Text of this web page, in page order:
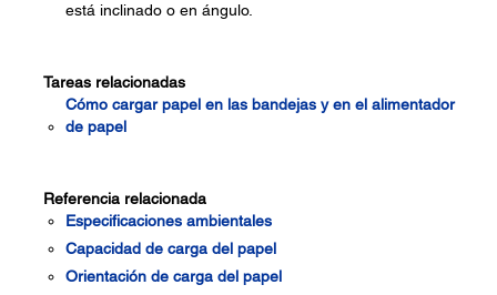
está inclinado o en ángulo.
Tareas relacionadas
Cómo cargar papel en las bandejas y en el alimentador
de papel
Referencia relacionada
Especificaciones ambientales
Capacidad de carga del papel
Orientación de carga del papel